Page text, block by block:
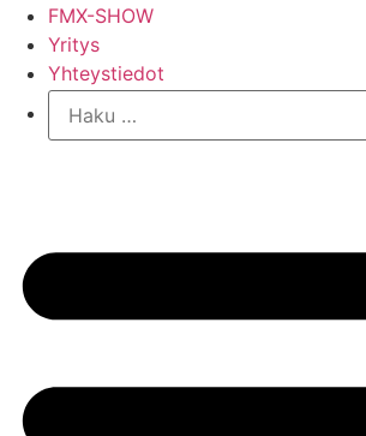
FMX-SHOW
Yritys
Yhteystiedot